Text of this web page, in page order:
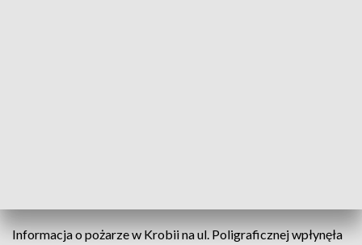
Informacja o pożarze w Krobii na ul. Poligraficznej wpłynęła